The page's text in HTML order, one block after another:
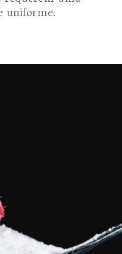
uniforme.